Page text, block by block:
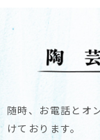
随時、お電話とオ
けております。